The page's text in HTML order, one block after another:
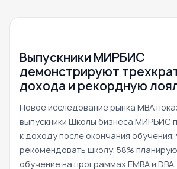
Выпускники МИРБИС
демонстрируют
дохода и рекордную
Новое исследование рынка MBA
выпускники Школы бизнеса МИРБИС
к доходу после окончания обучения;
рекомендовать школу; 58%
обучение на программах EMBA и